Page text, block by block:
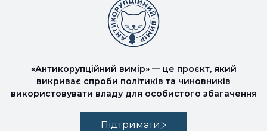
«Антикорупційний вимір» — це проєкт, який
викриває спроби політиків та чиновників
використовувати владу для особистого збагачення
Підтримати